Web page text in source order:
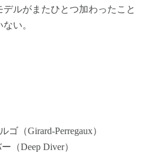
ルがまたひとつ加わったこと
い。
ゴ（Girard-Perregaux）
（Deep Diver）